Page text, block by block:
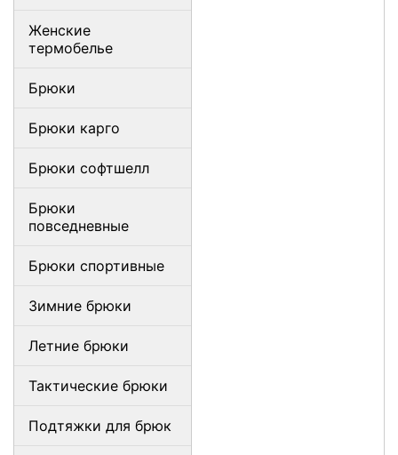
Женские
термобелье
Брюки
Брюки карго
Брюки софтшелл
Брюки
повседневные
Брюки спортивные
Зимние брюки
Летние брюки
Тактические брюки
Подтяжки для брюк